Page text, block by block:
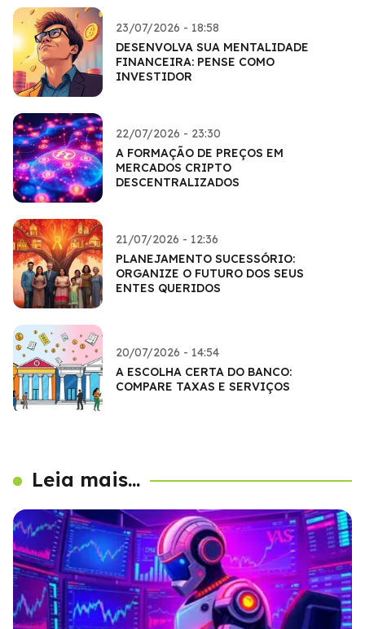
23/07/2026 - 18:58
DESENVOLVA SUA MENTALIDADE
FINANCEIRA: PENSE COMO
INVESTIDOR
22/07/2026 - 23:30
A FORMAÇÃO DE PREÇOS EM
MERCADOS CRIPTO
DESCENTRALIZADOS
21/07/2026 - 12:36
PLANEJAMENTO SUCESSÓRIO:
ORGANIZE O FUTURO DOS SEUS
ENTES QUERIDOS
20/07/2026 - 14:54
A ESCOLHA CERTA DO BANCO:
COMPARE TAXAS E SERVIÇOS
Leia mais...